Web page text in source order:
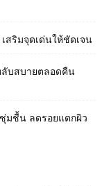
สริมจุดเด่นให้ชัดเจน
บสบายตลอดคืน
มชื้น ลดรอยแตกผิว